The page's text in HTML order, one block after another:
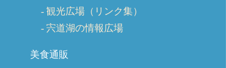
観光広場（リンク集）
宍道湖の情報広場
美食通販